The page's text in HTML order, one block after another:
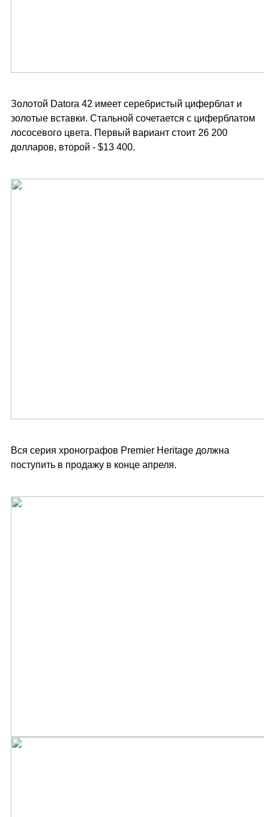
Золотой Datora 42 имеет серебристый циферблат и
золотые вставки. Стальной сочетается с циферблатом
лососевого цвета. Первый вариант стоит 26 200
долларов, второй - $13 400.
Вся серия хронографов Premier Heritage должна
поступить в продажу в конце апреля.